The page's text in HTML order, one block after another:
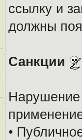
ссылку и
должны
Санкции
Нарушение
•